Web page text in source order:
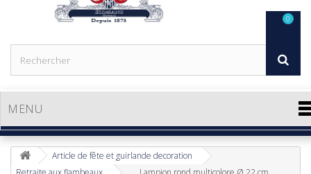
MENU
0
Article de fête et guirlande decoration